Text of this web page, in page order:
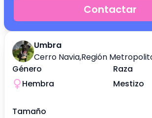
Umbra
Cerro Navia,Región
Género
Hembra
Raza
Mestizo
Tamaño
Contactar